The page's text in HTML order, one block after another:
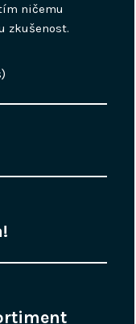
ničemu
zkušenost.